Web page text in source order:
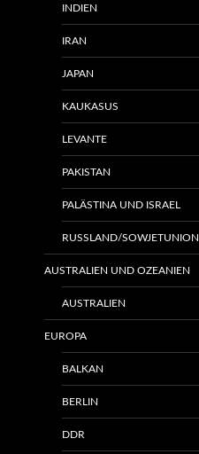
INDIEN
IRAN
JAPAN
KAUKASUS
LEVANTE
PAKISTAN
PALÄSTINA UND ISRAEL
RUSSLAND/SOWJETUNION
AUSTRALIEN UND OZEANIEN
AUSTRALIEN
EUROPA
BALKAN
BERLIN
DDR